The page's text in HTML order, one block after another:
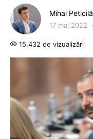
Mihai Peticilă
17 mai 2022
15.432 de vizualizări